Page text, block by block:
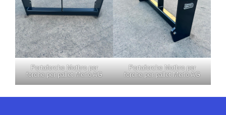
Portaforche Matbro per
forche per pallet Merlo AG
Portaforche Matbro per
forche per pallet Merlo AG